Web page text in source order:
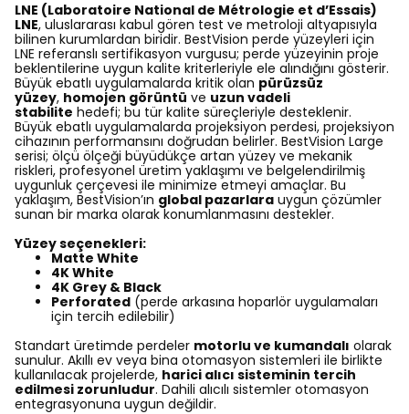
LNE (Laboratoire National de Métrologie et d’Essais)
LNE, uluslararası kabul gören test ve metroloji altyapısıyla
bilinen kurumlardan biridir. BestVision perde yüzeyleri için
LNE referanslı sertifikasyon vurgusu; perde yüzeyinin proje
beklentilerine uygun kalite kriterleriyle ele alındığını gösterir.
Büyük ebatlı uygulamalarda kritik olan pürüzsüz
yüzey, homojen görüntü ve uzun vadeli
stabilite hedefi; bu tür kalite süreçleriyle desteklenir.
Büyük ebatlı uygulamalarda projeksiyon perdesi, projeksiyon
cihazının performansını doğrudan belirler. BestVision Large
serisi; ölçü ölçeği büyüdükçe artan yüzey ve mekanik
riskleri, profesyonel üretim yaklaşımı ve belgelendirilmiş
uygunluk çerçevesi ile minimize etmeyi amaçlar. Bu
yaklaşım, BestVision’ın global pazarlara uygun çözümler
sunan bir marka olarak konumlanmasını destekler.
Yüzey seçenekleri:
Matte White
4K White
4K Grey & Black
Perforated (perde arkasına hoparlör uygulamaları
için tercih edilebilir)
Standart üretimde perdeler motorlu ve kumandalı olarak
sunulur. Akıllı ev veya bina otomasyon sistemleri ile birlikte
kullanılacak projelerde, harici alıcı sisteminin tercih
edilmesi zorunludur. Dahili alıcılı sistemler otomasyon
entegrasyonuna uygun değildir.